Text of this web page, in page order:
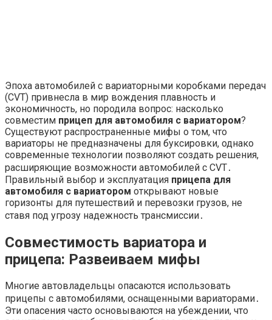
Эпоха автомобилей с вариаторными коробками передач
(CVT) привнесла в мир вождения плавность и
экономичность, но породила вопрос: насколько
совместим прицеп для автомобиля с вариатором?
Существуют распространенные мифы о том, что
вариаторы не предназначены для буксировки, однако
современные технологии позволяют создать решения,
расширяющие возможности автомобилей с CVT․
Правильный выбор и эксплуатация прицепа для
автомобиля с вариатором открывают новые
горизонты для путешествий и перевозки грузов, не
ставя под угрозу надежность трансмиссии․
Совместимость вариатора и
прицепа: Развеиваем мифы
Многие автовладельцы опасаются использовать
прицепы с автомобилями, оснащенными вариаторами․
Эти опасения часто основываются на убеждении, что